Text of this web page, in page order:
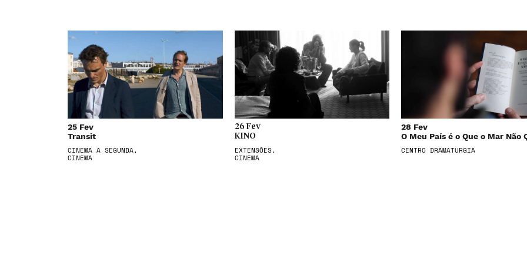
25 Fev
Transit
CINEMA À SEGUNDA,
CINEMA
26 Fev
KINO
EXTENSÕES,
CINEMA
28 Fev
O Meu País é o Que o Mar Não
CENTRO DRAMATURGIA